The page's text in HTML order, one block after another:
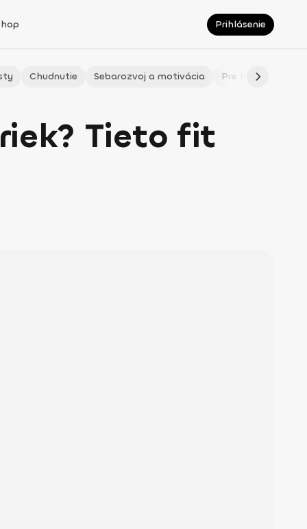
Prihlásenie
Chudnutie Sebarozvoj a motivácia Pre fitmaminky
Tieto fit